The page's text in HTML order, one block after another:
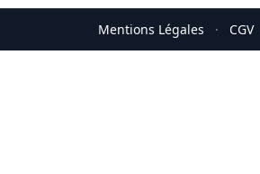
Mentions Légales · CGV